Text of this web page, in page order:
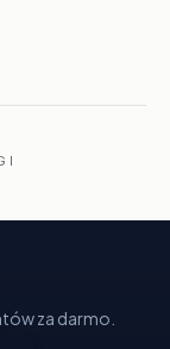
za darmo.